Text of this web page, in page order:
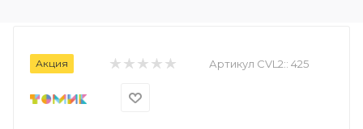
Акция Артикул CVL2:: 425